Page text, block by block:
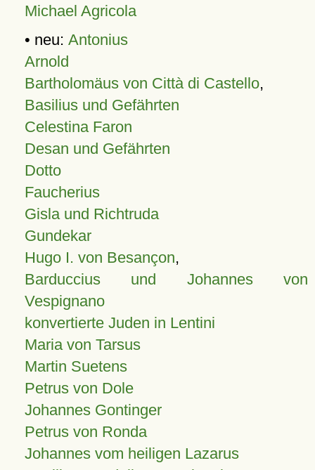
Michael Agricola
• neu: Antonius
Arnold
Bartholomäus von Città di Castello,
Basilius und Gefährten
Celestina Faron
Desan und Gefährten
Dotto
Faucherius
Gisla und Richtruda
Gundekar
Hugo I. von Besançon,
Barduccius und Johannes von
Vespignano
konvertierte Juden in Lentini
Maria von Tarsus
Martin Suetens
Petrus von Dole
Johannes Gontinger
Petrus von Ronda
Johannes vom heiligen Lazarus